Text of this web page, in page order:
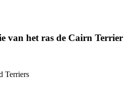
van het ras de Cairn Terrier
Terriers